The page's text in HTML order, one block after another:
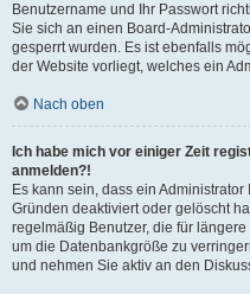
Benutzername und Ihr Passwort
Sie sich an einen Board-
gesperrt wurden. Es ist ebenfalls
der Website vorliegt, welches ein
Nach oben
Ich habe mich vor einiger Zeit
anmelden?!
Es kann sein, dass ein
Gründen deaktiviert oder gelöscht
regelmäßig Benutzer, die für
um die Datenbankgröße zu
und nehmen Sie aktiv an den